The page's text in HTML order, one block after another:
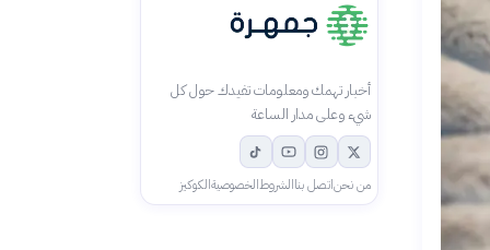
أخبار تهمك ومعلومات تفيدك حول كل
شيء وعلى مدار الساعة
من نحناتصل بناالشروطالخصوصيةالكوكيز